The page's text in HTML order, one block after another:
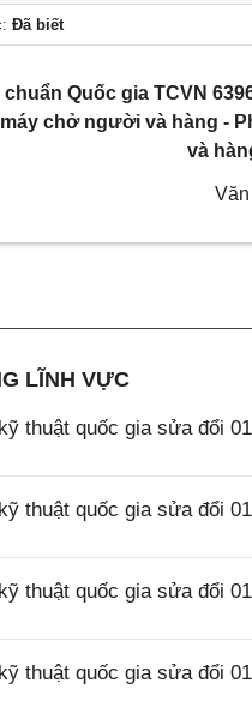
Đã biết
chuẩn Quốc gia TCVN
chở người và hàng -
và
LĨNH VỰC
thuật quốc gia sửa đổi
thuật quốc gia sửa đổi
thuật quốc gia sửa đổi
thuật quốc gia sửa đổi